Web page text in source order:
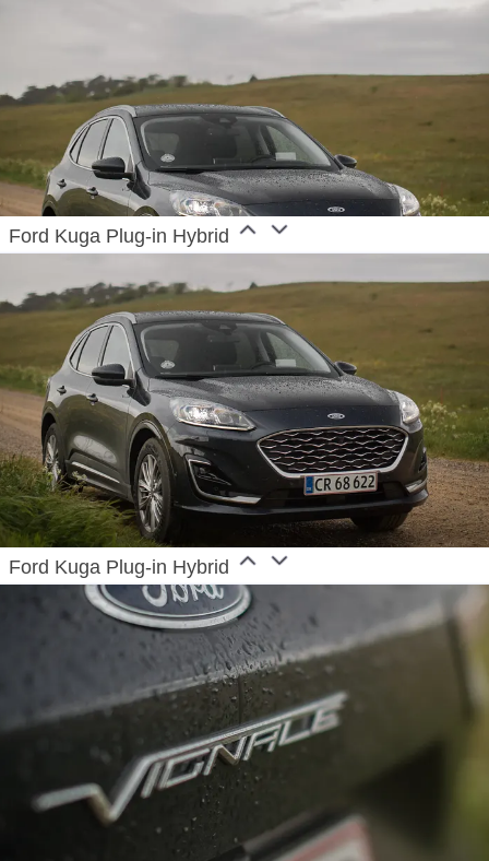
Ford Kuga Plug-in Hybrid
Ford Kuga Plug-in Hybrid